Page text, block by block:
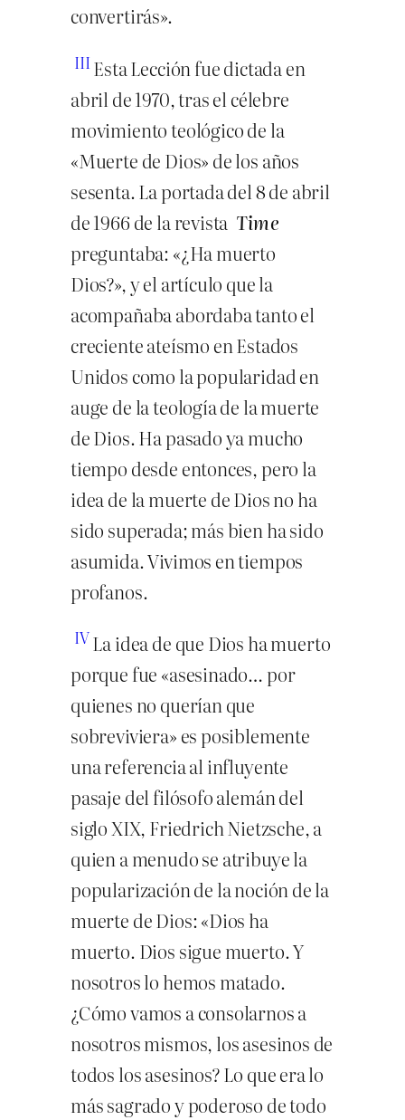
convertirás».
III Esta Lección fue dictada en
abril de 1970, tras el célebre
movimiento teológico de la
«Muerte de Dios» de los años
sesenta. La portada del 8 de abril
de 1966 de la revista Time
preguntaba: «¿Ha muerto
Dios?», y el artículo que la
acompañaba abordaba tanto el
creciente ateísmo en Estados
Unidos como la popularidad en
auge de la teología de la muerte
de Dios. Ha pasado ya mucho
tiempo desde entonces, pero la
idea de la muerte de Dios no ha
sido superada; más bien ha sido
asumida. Vivimos en tiempos
profanos.
IVLa idea de que Dios ha muerto
porque fue «asesinado… por
quienes no querían que
sobreviviera» es posiblemente
una referencia al influyente
pasaje del filósofo alemán del
siglo XIX, Friedrich Nietzsche, a
quien a menudo se atribuye la
popularización de la noción de la
muerte de Dios: «Dios ha
muerto. Dios sigue muerto. Y
nosotros lo hemos matado.
¿Cómo vamos a consolarnos a
nosotros mismos, los asesinos de
todos los asesinos? Lo que era lo
más sagrado y poderoso de todo